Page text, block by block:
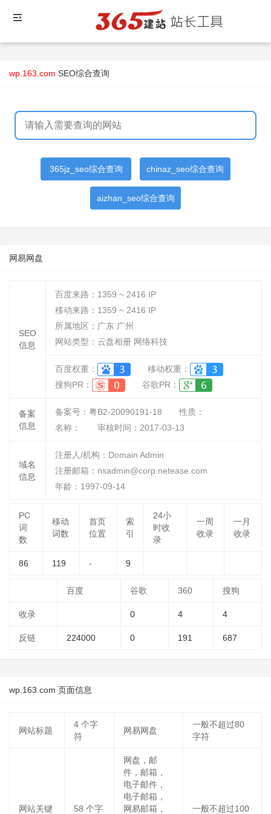
wp.163.com SEO综合查询
365jz_seo综合查询 chinaz_seo综合查询
aizhan_seo综合查询
网易网盘
SEO
信息
百度来路： 1359 ~ 2416 IP
移动来路： 1359 ~ 2416 IP
所属地区：广东 广州
网站类型：云盘相册 网络科技
百度权重：
移动权重：
搜狗PR：
谷歌PR：
备案
信息
备案号：粤B2-20090191-18
性质：
名称：
审核时间： 2017-03-13
域名
信息
注册人/机构：Domain Admin
注册邮箱：nsadmin@corp.netease.com
年龄：1997-09-14
PC
词
数
移动
词数
首页
位置
索
引
24小
时收
录
一周
收录
一月
收录
86 119 - 9
百度 谷歌 360 搜狗
收录 0 4 4
反链 224000 0 191 687
wp.163.com 页面信息
网站标题
4 个字
符
网易网盘
一般不超过80
字符
网站关键 58 个字
网盘，邮
件，邮箱，
电子邮件，
电子邮箱，
网易邮箱，
一般不超过100